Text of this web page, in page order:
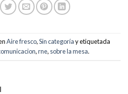
Aire fresco,Sin categoríay etiquetada
,rne, sobre la mesa.